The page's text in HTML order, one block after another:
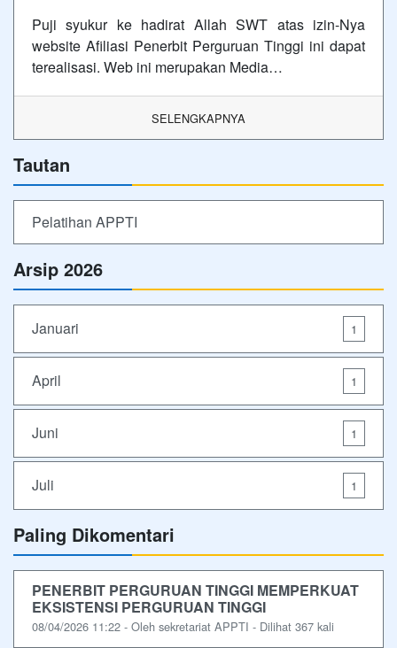
Puji syukur ke hadirat Allah SWT atas izin-Nya
website Afiliasi Penerbit Perguruan Tinggi ini dapat
terealisasi. Web ini merupakan Media…
SELENGKAPNYA
Tautan
Pelatihan APPTI
Arsip 2026
Januari 1
April 1
Juni 1
Juli 1
Paling Dikomentari
PENERBIT PERGURUAN TINGGI MEMPERKUAT
EKSISTENSI PERGURUAN TINGGI
08/04/2026 11:22 - Oleh sekretariat APPTI - Dilihat 367 kali